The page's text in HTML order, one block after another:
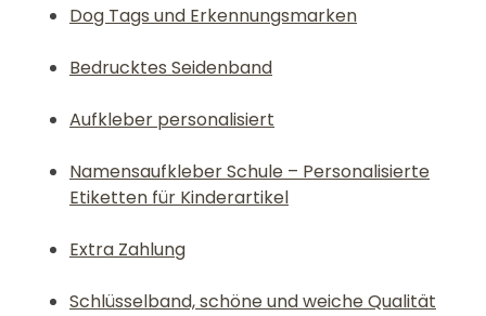
Dog Tags und Erkennungsmarken
Bedrucktes Seidenband
Aufkleber personalisiert
Namensaufkleber Schule – Personalisierte
Etiketten für Kinderartikel
Extra Zahlung
Schlüsselband, schöne und weiche Qualität